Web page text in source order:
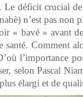
Le déficit crucial
n’est pas non
« bavé » avant
santé. Comment
l’importance
selon Pascal
élargi et de